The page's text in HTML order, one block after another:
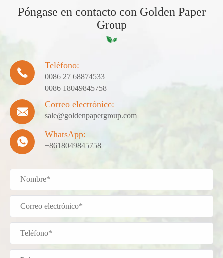
Póngase en contacto con Golden Paper
Group

Teléfono:
0086 27 68874533
0086 18049845758

Correo electrónico:
sale@goldenpapergroup.com

WhatsApp:
+8618049845758